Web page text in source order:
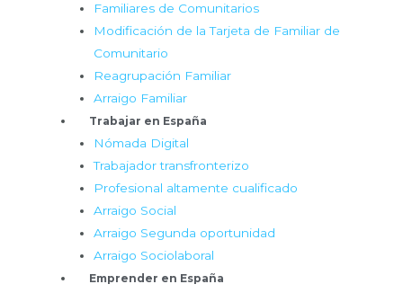
Familiares de Comunitarios
Modificación de la Tarjeta de Familiar de
Comunitario
Reagrupación Familiar
Arraigo Familiar
Trabajar en España
Nómada Digital
Trabajador transfronterizo
Profesional altamente cualificado
Arraigo Social
Arraigo Segunda oportunidad
Arraigo Sociolaboral
Emprender en España